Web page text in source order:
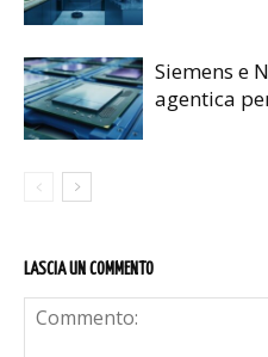
Siemens e
agentica
LASCIA UN COMMENTO